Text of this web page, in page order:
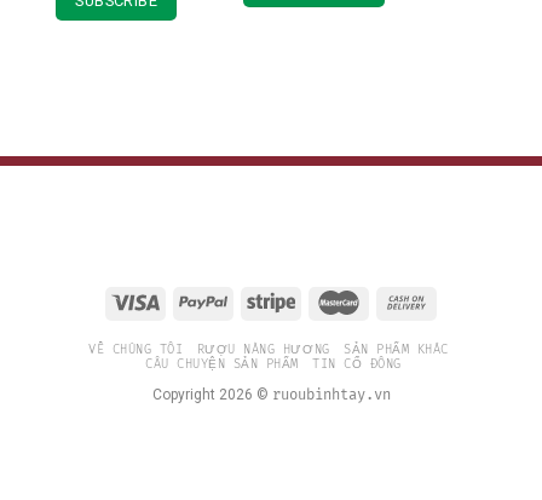
VỀ CHÚNG TÔI RƯỢU NÀNG HƯƠNG
SẢN PHẨM KHÁC
CÂU CHUYỆN SẢN PHẨM
TIN CỔ ĐÔNG
Copyright 2026 © ruoubinhtay.vn